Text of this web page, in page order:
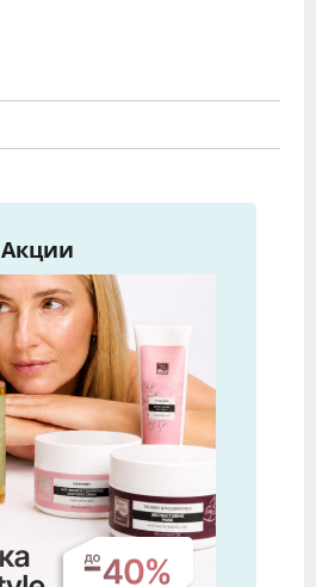
Акции